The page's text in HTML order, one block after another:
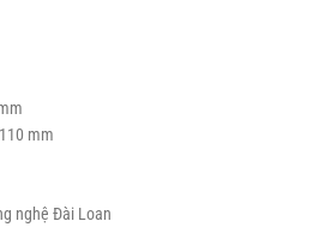
mm
nghệ Đài Loan